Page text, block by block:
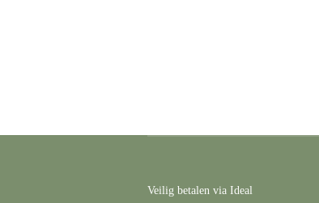
Veilig betalen via Ideal